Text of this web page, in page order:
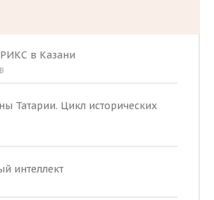
в Казани
Татарии. Цикл исторических
интеллект